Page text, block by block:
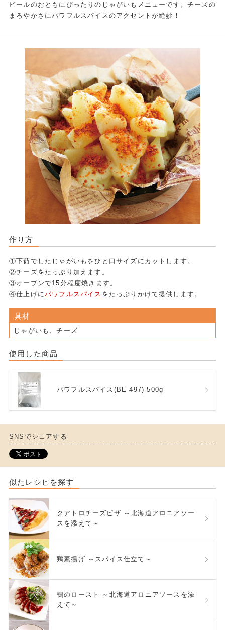
ビールのおともにぴったりのじゃがいもメニューです。チーズの
まろやかさにパワフルスパイスのアクセントが絶妙！
作り方
①下茹でしたじゃがいもをひと口サイズにカットします。
②チーズをたっぷり加えます。
③オーブンで15分程度焼きます。
④仕上げに パワフルスパイス をたっぷりかけて提供します。
具材
じゃがいも、チーズ
使用した商品
パワフルスパイス(BE-497) 500g
SNSでシェアする
似たレシピを探す
クアトロチーズピザ ～北海道アロニアソー
スを添えて～
鶏素揚げ ～スパイス仕立て～
鴨のロースト ～北海道アロニアソースを添
えて～